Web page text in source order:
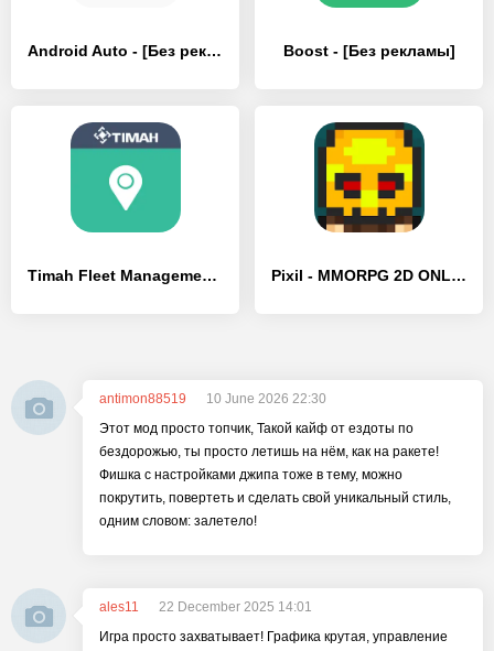
Android Auto - [Без рекламы] Boost - [Без рекламы]
Timah Fleet Management System - [Без рекламы] Pixil - MMORPG 2D ONLINE RPG
antimon88519
10 June 2026 22:30
Этот мод просто топчик, Такой кайф от ездоты по
бездорожью, ты просто летишь на нём, как на ракете!
Фишка с настройками джипа тоже в тему, можно
покрутить, повертеть и сделать свой уникальный стиль,
одним словом: залетело!
ales11
22 December 2025 14:01
Игра просто захватывает! Графика крутая, управление